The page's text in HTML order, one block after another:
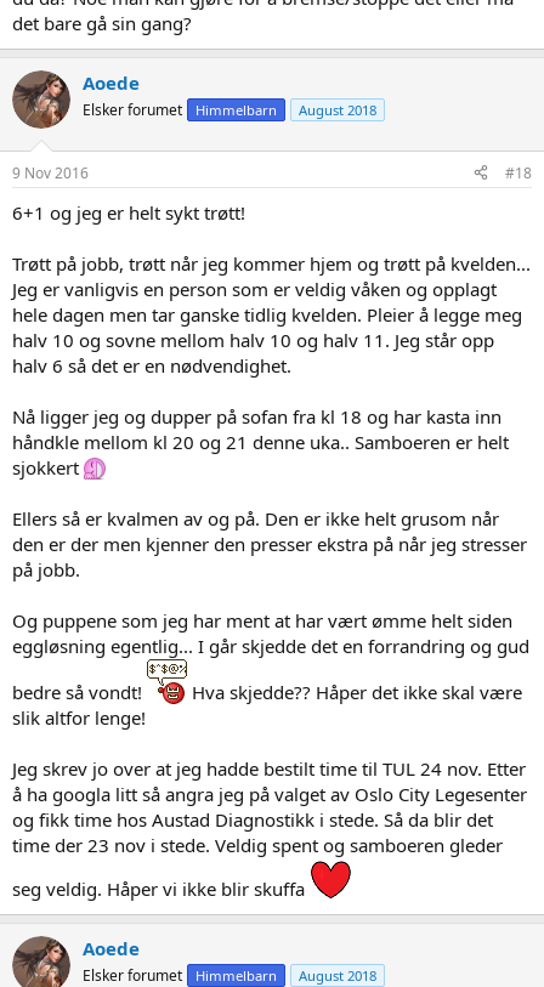
det bare gå sin gang?
Aoede
Elsker forumet Himmelbarn August 2018
9 Nov 2016 #18
6+1 og jeg er helt sykt trøtt!
Trøtt på jobb, trøtt når jeg kommer hjem og trøtt på kvelden...
Jeg er vanligvis en person som er veldig våken og opplagt
hele dagen men tar ganske tidlig kvelden. Pleier å legge meg
halv 10 og sovne mellom halv 10 og halv 11. Jeg står opp
halv 6 så det er en nødvendighet.
Nå ligger jeg og dupper på sofan fra kl 18 og har kasta inn
håndkle mellom kl 20 og 21 denne uka.. Samboeren er helt
sjokkert
Ellers så er kvalmen av og på. Den er ikke helt grusom når
den er der men kjenner den presser ekstra på når jeg stresser
på jobb.
Og puppene som jeg har ment at har vært ømme helt siden
eggløsning egentlig... I går skjedde det en forrandring og gud
bedre så vondt!
Hva skjedde?? Håper det ikke skal være
slik altfor lenge!
Jeg skrev jo over at jeg hadde bestilt time til TUL 24 nov. Etter
å ha googla litt så angra jeg på valget av Oslo City Legesenter
og fikk time hos Austad Diagnostikk i stede. Så da blir det
time der 23 nov i stede. Veldig spent og samboeren gleder
seg veldig. Håper vi ikke blir skuffa
Aoede
Elsker forumet Himmelbarn August 2018